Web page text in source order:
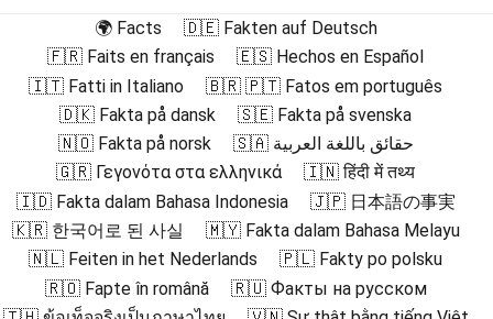
🌍 Facts
🇩🇪 Fakten auf Deutsch
🇫🇷 Faits en français
🇪🇸 Hechos en Español
🇮🇹 Fatti in Italiano
🇧🇷 🇵🇹 Fatos em português
🇩🇰 Fakta på dansk
🇸🇪 Fakta på svenska
🇳🇴 Fakta på norsk
🇸🇦 حقائق باللغة العربية
🇬🇷 Γεγονότα στα ελληνικά
🇮🇳 हिंदी में तथ्य
🇮🇩 Fakta dalam Bahasa Indonesia
🇯🇵 日本語の事実
🇰🇷 한국어로 된 사실
🇲🇾 Fakta dalam Bahasa Melayu
🇳🇱 Feiten in het Nederlands
🇵🇱 Fakty po polsku
🇷🇴 Fapte în română
🇷🇺 Факты на русском